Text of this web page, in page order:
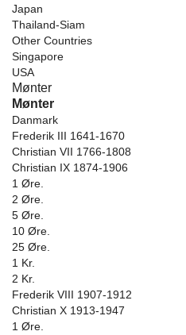
Japan
Thailand-Siam
Other Countries
Singapore
USA
Mønter
Mønter
Danmark
Frederik III 1641-1670
Christian VII 1766-1808
Christian IX 1874-1906
1 Øre.
2 Øre.
5 Øre.
10 Øre.
25 Øre.
1 Kr.
2 Kr.
Frederik VIII 1907-1912
Christian X 1913-1947
1 Øre.